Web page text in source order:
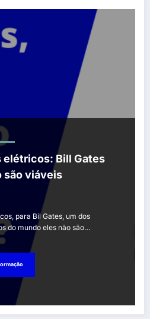
elétricos: Bill Gates
são viáveis
para Bil Gates, um dos
do mundo eles não são…